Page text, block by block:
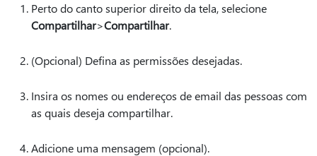
Perto do canto superior direito da tela, selecione
Compartilhar>Compartilhar.
(Opcional) Defina as permissões desejadas.
Insira os nomes ou endereços de email das pessoas com
as quais deseja compartilhar.
Adicione uma mensagem (opcional).